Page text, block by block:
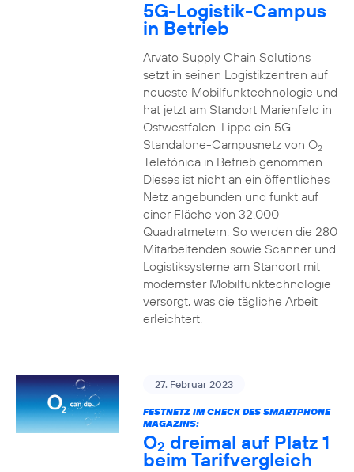
5G-Logistik-Campus
in Betrieb
Arvato Supply Chain Solutions
setzt in seinen Logistikzentren auf
neueste Mobilfunktechnologie und
hat jetzt am Standort Marienfeld in
Ostwestfalen-Lippe ein 5G-
Standalone-Campusnetz von O2
Telefónica in Betrieb genommen.
Dieses ist nicht an ein öffentliches
Netz angebunden und funkt auf
einer Fläche von 32.000
Quadratmetern. So werden die 280
Mitarbeitenden sowie Scanner und
Logistiksysteme am Standort mit
modernster Mobilfunktechnologie
versorgt, was die tägliche Arbeit
erleichtert.
27. Februar 2023
FESTNETZ IM CHECK DES SMARTPHONE
MAGAZINS:
O2 dreimal auf Platz 1
beim Tarifvergleich